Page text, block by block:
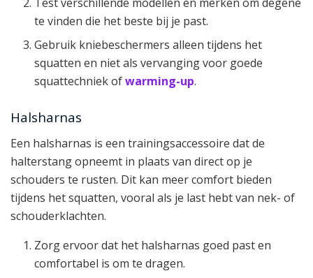
te vinden die het beste bij je past.
Gebruik kniebeschermers alleen tijdens het
squatten en niet als vervanging voor goede
squattechniek ofwarming-up.
Halsharnas
Een halsharnas is een trainingsaccessoire dat de
halterstang opneemt in plaats van direct op je
schouders te rusten. Dit kan meer comfort bieden
tijdens het squatten, vooral als je last hebt van nek- of
schouderklachten.
Zorg ervoor dat het halsharnas goed past en
comfortabel is om te dragen.